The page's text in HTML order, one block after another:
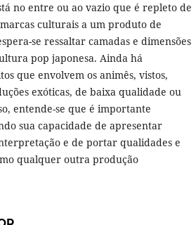
no entre ou ao vazio que é repleto de
culturais a um produto de
se ressaltar camadas e dimensões
pop japonesa. Ainda há
que envolvem os animês, vistos,
exóticas, de baixa qualidade ou
entende-se que é importante
sua capacidade de apresentar
e de portar qualidades e
qualquer outra produção